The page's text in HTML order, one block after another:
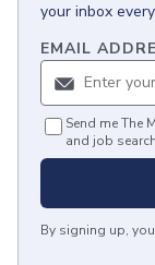
your inbox
EMAIL
Send me The
and job
By signing up,